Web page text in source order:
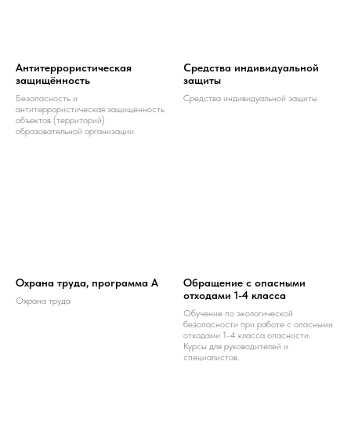
Антитеррористическая
защищённость
Безопасность и
антитеррористическая защищенность
объектов (территорий)
образовательной организации
Средства индивидуальной
защиты
Средства индивидуальной защиты
Охрана труда, программа А
Охрана труда
Обращение с опасными
отходами 1-4 класса
Обучение по экологической
безопасности при работе с опасными
отходами 1-4 класса опасности.
Курсы для руководителей и
специалистов.